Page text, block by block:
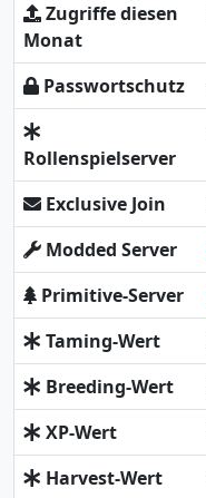
Zugriffe diesen
Monat
Passwortschutz
Rollenspielserver
Exclusive Join
Modded Server
Primitive-Server
Taming-Wert
Breeding-Wert
XP-Wert
Harvest-Wert